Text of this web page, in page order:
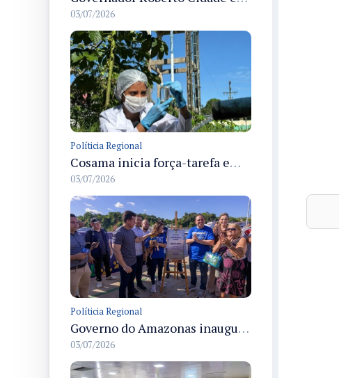
03/07/2026
Políticia Regional
Cosama inicia força-tarefa em Anamã para fortalecer abastecimento de água e segurança hídrica da população
03/07/2026
Políticia Regional
Governo do Amazonas inaugura primeiro Castramóvel Fluvial para atendimento veterinário às comunidades ribeirinhas e castração gratuita
03/07/2026